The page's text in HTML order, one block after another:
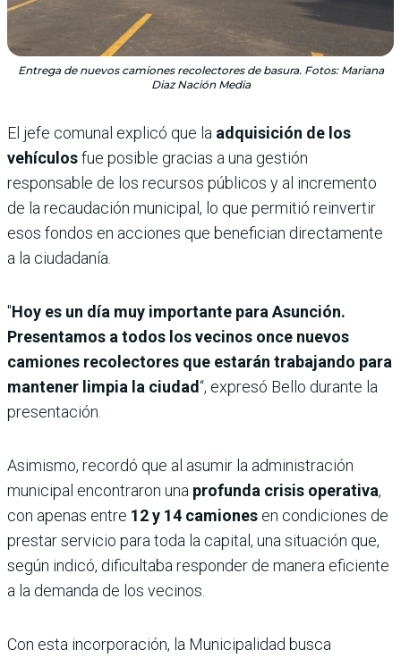
Entrega de nuevos camiones recolectores de basura. Fotos: Mariana
Diaz Nación Media
El jefe comunal explicó que la adquisición de los
vehículosfue posible gracias a una gestión
responsable de los recursos públicos y al incremento
de la recaudación municipal, lo que permitió reinvertir
esos fondos en acciones que benefician directamente
a la ciudadanía.
"Hoy es un día muy importante para Asunción.
Presentamos a todos los vecinos once nuevos
camiones recolectores que estarán trabajando para
mantener limpia la ciudad“, expresó Bello durante la
presentación.
Asimismo, recordó que al asumir la administración
municipal encontraron una profunda crisis operativa,
con apenas entre 12 y 14 camiones en condiciones de
prestar servicio para toda la capital, una situación que,
según indicó, dificultaba responder de manera eficiente
a la demanda de los vecinos.
Con esta incorporación, la Municipalidad busca